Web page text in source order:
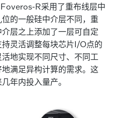
Foveros-R采用了重布线层中
的一般硅中介层不同，重
层之上添加了一层可自定
灵活调整每块芯片I/O点的
地实现不同尺寸、不同工
满足异构计算的需求。这
年内投入量产。